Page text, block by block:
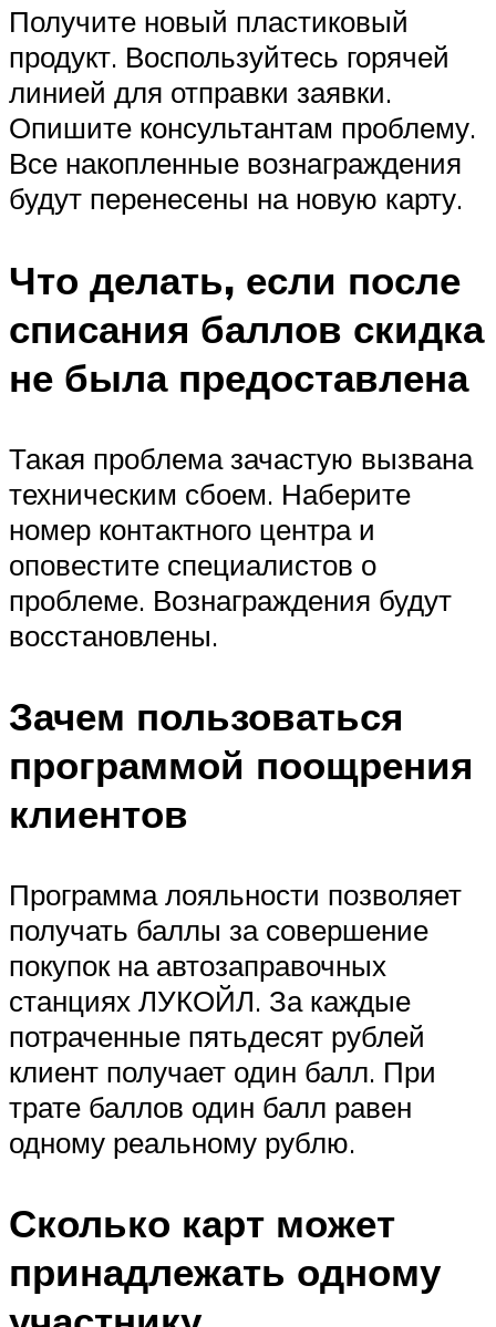
Получите новый пластиковый
продукт. Воспользуйтесь горячей
линией для отправки заявки.
Опишите консультантам проблему.
Все накопленные вознаграждения
будут перенесены на новую карту.
Что делать, если после
списания баллов скидка
не была предоставлена
Такая проблема зачастую вызвана
техническим сбоем. Наберите
номер контактного центра и
оповестите специалистов о
проблеме. Вознаграждения будут
восстановлены.
Зачем пользоваться
программой поощрения
клиентов
Программа лояльности позволяет
получать баллы за совершение
покупок на автозаправочных
станциях ЛУКОЙЛ. За каждые
потраченные пятьдесят рублей
клиент получает один балл. При
трате баллов один балл равен
одному реальному рублю.
Сколько карт может
принадлежать одному